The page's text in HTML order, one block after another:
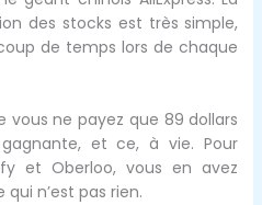
des stocks est très simple,
de temps lors de chaque
vous ne payez que 89 dollars
et ce, à vie. Pour
et Oberloo, vous en avez
n’est pas rien.